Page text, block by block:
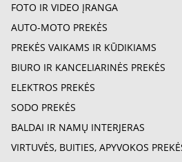
FOTO IR VIDEO ĮRANGA
AUTO-MOTO PREKĖS
PREKĖS VAIKAMS IR KŪDIKIAMS
BIURO IR KANCELIARINĖS PREKĖS
ELEKTROS PREKĖS
SODO PREKĖS
BALDAI IR NAMŲ INTERJERAS
VIRTUVĖS, BUITIES, APYVOKOS